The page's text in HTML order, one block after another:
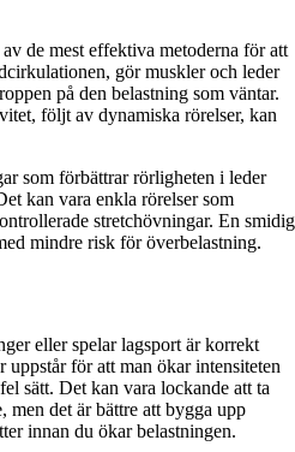
de mest effektiva metoderna för att
gör muskler och leder
på den belastning som väntar.
följt av dynamiska rörelser, kan
som förbättrar rörligheten i leder
kan vara enkla rörelser som
stretchövningar. En smidig
mindre risk för överbelastning.
eller spelar lagsport är korrekt
för att man ökar intensiteten
sätt. Det kan vara lockande att ta
men det är bättre att bygga upp
innan du ökar belastningen.